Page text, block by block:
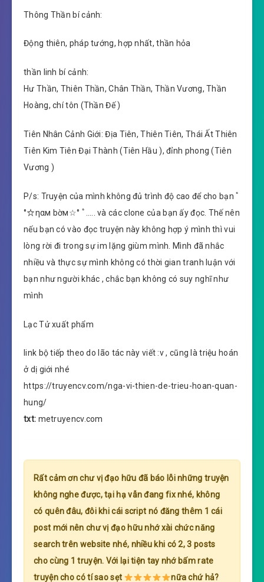
Thông Thần bí cảnh:
Động thiên, pháp tướng, hợp nhất, thần hỏa
thần linh bí cảnh:
Hư Thần, Thiên Thần, Chân Thần, Thần Vương, Thần
Hoàng, chí tôn (Thần Đế )
Tiên Nhân Cảnh Giới: Địa Tiên, Thiên Tiên, Thái Ất Thiên
Tiên Kim Tiên Đại Thành (Tiên Hầu ), đỉnh phong (Tiên
Vương )
P/s: Truyện của mình không đủ trình độ cao để cho bạn ﾟ
°☆ηαм bờм☆° ﾟ….. và các clone của bạn ấy đọc. Thế nên
nếu bạn có vào đọc truyện này không hợp ý mình thì vui
lòng rời đi trong sự im lặng giùm mình. Mình đã nhắc
nhiều và thực sự mình không có thời gian tranh luận với
bạn như người khác , chắc bạn không có suy nghĩ như
mình
Lạc Tử xuất phẩm
link bộ tiếp theo do lão tác này viết :v , cũng là triệu hoán
ở dị giới nhé
https://truyencv.com/nga-vi-thien-de-trieu-hoan-quan-
hung/
txt: metruyencv.com
Rất cảm ơn chư vị đạo hữu đã báo lỗi những truyện
không nghe được, tại hạ vẫn đang fix nhé, không
có quên đâu, đôi khi cái script nó đăng thêm 1 cái
post mới nên chư vị đạo hữu nhớ xài chức năng
search trên website nhé, nhiều khi có 2, 3 posts
cho cùng 1 truyện. Với lại tiện tay nhớ bấm rate
truyện cho có tí sao sẹt
nữa chứ hả?